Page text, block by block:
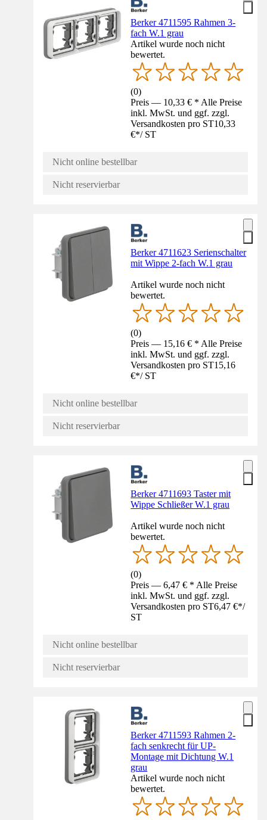
Berker 4711595 Rahmen 3-
fach W.1 grau
Artikel wurde noch nicht
bewertet.
(0)
Preis — 10,33 € * Alle Preise
inkl. MwSt. und ggf. zzgl.
Versandkosten pro ST10,33
€*/ ST
Nicht online bestellbar
Nicht reservierbar
Berker 4711623 Serienschalter
mit Wippe 2-fach W.1 grau
Artikel wurde noch nicht
bewertet.
(0)
Preis — 15,16 € * Alle Preise
inkl. MwSt. und ggf. zzgl.
Versandkosten pro ST15,16
€*/ ST
Nicht online bestellbar
Nicht reservierbar
Berker 4711693 Taster mit
Wippe Schließer W.1 grau
Artikel wurde noch nicht
bewertet.
(0)
Preis — 6,47 € * Alle Preise
inkl. MwSt. und ggf. zzgl.
Versandkosten pro ST6,47 €*/
ST
Nicht online bestellbar
Nicht reservierbar
Berker 4711593 Rahmen 2-
fach senkrecht für UP-
Montage mit Dichtung W.1
grau
Artikel wurde noch nicht
bewertet.